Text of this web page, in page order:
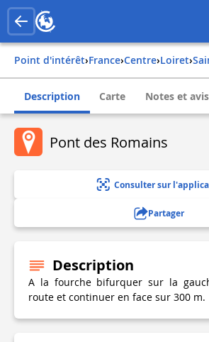
Point d'intérêt› france› centre› loiret›
Description Carte Notes et avis
Pont des Romains
Consulter sur
Partager
Description
A la fourche bifurquer sur la
route et continuer en face sur 300 m.